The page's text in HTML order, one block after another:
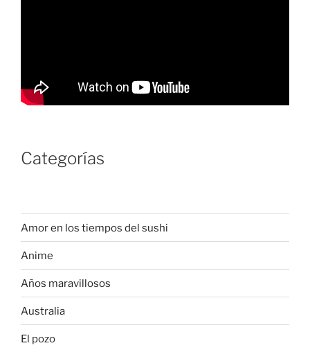
Categorías
Amor en los tiempos del sushi
Anime
Años maravillosos
Australia
El pozo